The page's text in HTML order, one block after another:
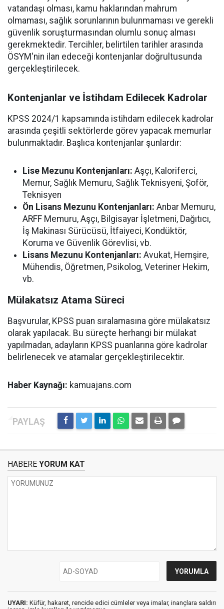
vatandaşı olması, kamu haklarından mahrum
olmaması, sağlık sorunlarının bulunmaması ve gerekli
güvenlik soruşturmasından olumlu sonuç alması
gerekmektedir. Tercihler, belirtilen tarihler arasında
ÖSYM'nin ilan edeceği kontenjanlar doğrultusunda
gerçekleştirilecek.
Kontenjanlar ve İstihdam Edilecek Kadrolar
KPSS 2024/1 kapsamında istihdam edilecek kadrolar
arasında çeşitli sektörlerde görev yapacak memurlar
bulunmaktadır. Başlıca kontenjanlar şunlardır:
Lise Mezunu Kontenjanları: Aşçı, Kaloriferci,
Memur, Sağlık Memuru, Sağlık Teknisyeni, Şoför,
Teknisyen
Ön Lisans Mezunu Kontenjanları: Anbar Memuru,
ARFF Memuru, Aşçı, Bilgisayar İşletmeni, Dağıtıcı,
İş Makinası Sürücüsü, İtfaiyeci, Kondüktör,
Koruma ve Güvenlik Görevlisi, vb.
Lisans Mezunu Kontenjanları: Avukat, Hemşire,
Mühendis, Öğretmen, Psikolog, Veteriner Hekim,
vb.
Mülakatsız Atama Süreci
Başvurular, KPSS puan sıralamasına göre mülakatsız
olarak yapılacak. Bu süreçte herhangi bir mülakat
yapılmadan, adayların KPSS puanlarına göre kadrolar
belirlenecek ve atamalar gerçekleştirilecektir.
Haber Kaynağı: kamuajans.com
HABERE YORUM KAT
UYARI: Küfür, hakaret, rencide edici cümleler veya imalar, inançlara saldırı